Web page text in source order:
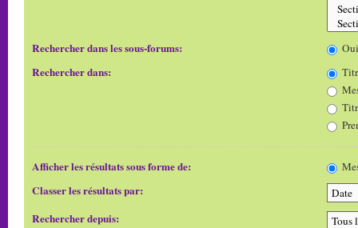
Rechercher dans les sous-forums: Oui
Rechercher dans:
Afficher les résultats sous forme de:
Classer les résultats par:
Rechercher depuis: